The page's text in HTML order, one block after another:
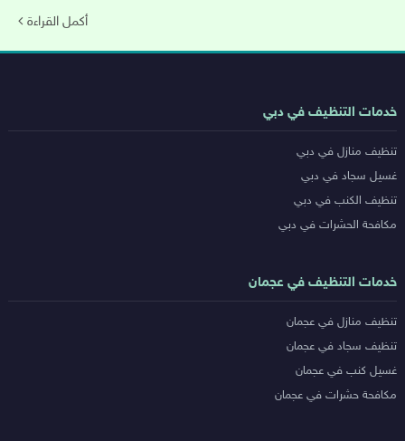
أكمل القراءة
روابط
المدن
خدمات التنظيف في دبي
تنظيف منازل في دبي
غسيل سجاد في دبي
تنظيف الكنب في دبي
مكافحة الحشرات في دبي
خدمات التنظيف في عجمان
تنظيف منازل في عجمان
تنظيف سجاد في عجمان
غسيل كنب في عجمان
مكافحة حشرات في عجمان